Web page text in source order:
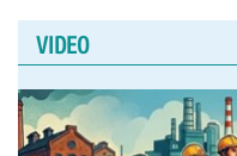
VIDEO